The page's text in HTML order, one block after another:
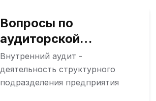
Вопросы по
аудиторской
деятельности
Внутренний аудит -
деятельность структурного
подразделения предприятия